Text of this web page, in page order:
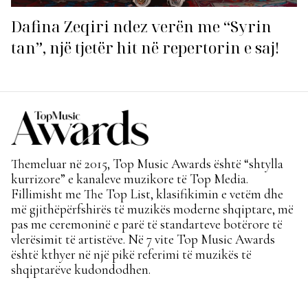
Dafina Zeqiri ndez verën me “Syrin
tan”, një tjetër hit në repertorin e saj!
Themeluar në 2015, Top Music Awards është “shtylla
kurrizore” e kanaleve muzikore të Top Media.
Fillimisht me The Top List, klasifikimin e vetëm dhe
më gjithëpërfshirës të muzikës moderne shqiptare, më
pas me ceremoninë e parë të standarteve botërore të
vlerësimit të artistëve. Në 7 vite Top Music Awards
është kthyer në një pikë referimi të muzikës të
shqiptarëve kudondodhen.